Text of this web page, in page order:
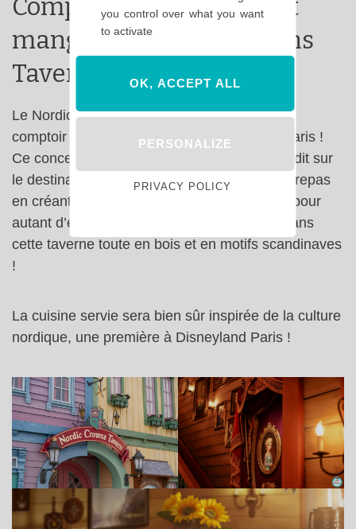
Composez votre menu et
mangez au Nordic Crowns
Tavern
Le Nordic Crowns Tavern sera le restaurant
comptoir de World of Frozen à Disneyland Paris !
Ce concept de restaurant sur mesure est inédit sur
le destination et permettra de composer son repas
en créant jusqu’à 16 combinaisons possible pour
autant d’expériences culinaires différentes dans
cette taverne toute en bois et en motifs scandinaves
!
La cuisine servie sera bien sûr inspirée de la culture
nordique, une première à Disneyland Paris !
you control over what you want
to activate
OK, ACCEPT ALL
PERSONALIZE
PRIVACY POLICY